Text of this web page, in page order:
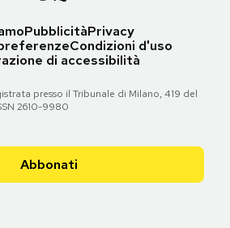
PubblicitàPrivacy
Condizioni d'uso
di accessibilità
presso il Tribunale di Milano, 419 del
2610-9980
Abbonati